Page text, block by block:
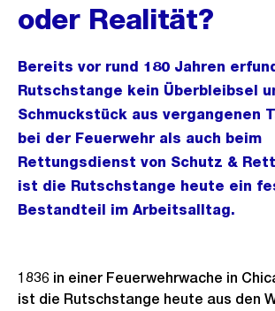
oder Realität?
Bereits vor rund 180 Jahren
Rutschstange kein Überbleibsel
Schmuckstück aus vergangenen
bei der Feuerwehr als auch beim
Rettungsdienst von Schutz &
ist die Rutschstange heute ein
Bestandteil im Arbeitsalltag.
1836 in einer Feuerwehrwache in
ist die Rutschstange heute aus den